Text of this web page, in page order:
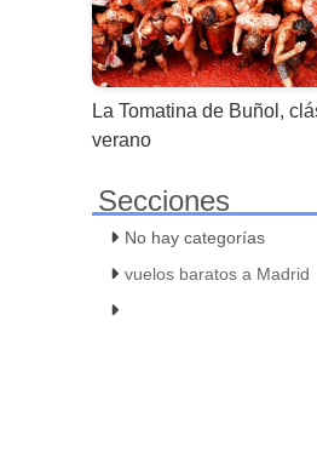
La Tomatina de Buñol,
verano
Secciones
No hay categorías
vuelos baratos a Madrid